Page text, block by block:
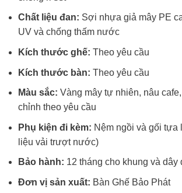
Chất liệu đan: Sợi nhựa giả mây PE
UV và chống thấm nước
Kích thước ghế: Theo yêu cầu
Kích thước bàn: Theo yêu cầu
Màu sắc: Vàng mây tự nhiên, nâu
chỉnh theo yêu cầu
Phụ kiện đi kèm: Nệm ngồi và gối tựa
liệu vải trượt nước)
Bảo hành: 12 tháng cho khung và dây
Đơn vị sản xuất: Bàn Ghế Bảo Phát